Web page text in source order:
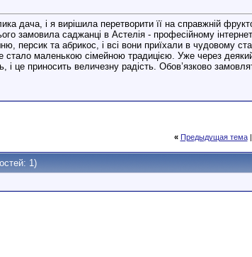
дача, і я вирішила перетворити її на справжній
замовила саджанці в Астелія - професійному
персик та абрикос, і всі вони приїхали в чудовому
стало маленькою сімейною традицією. Уже через
і це приносить величезну радість. Обов’язково
« Предыдущая тема|
1)